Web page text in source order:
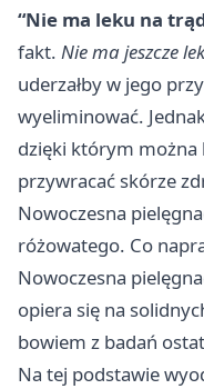
“Nie ma leku na
fakt. Nie ma jeszcze
uderzałby w jego
wyeliminować.
dzięki którym można
przywracać skórze
Nowoczesna
różowatego. Co
Nowoczesna
opiera się na
bowiem z badań
Na tej podstawie